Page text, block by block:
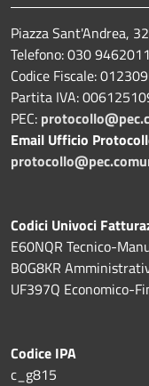
Piazza Sant'Andrea,
Telefono: 030 9462011
Codice Fiscale:
Partita IVA:
PEC:
Email Ufficio
Codici Univoci
E60NQR Tecnico-
B0G8KR
UF397Q Economico-
Codice IPA
c_g815